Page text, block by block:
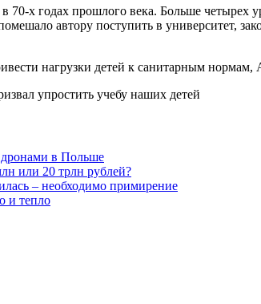
70-х годах прошлого века. Больше
автору поступить в университет,
нагрузки детей к санитарным нормам,
дронами в Польше
или 20 трлн рублей?
– необходимо примирение
и тепло